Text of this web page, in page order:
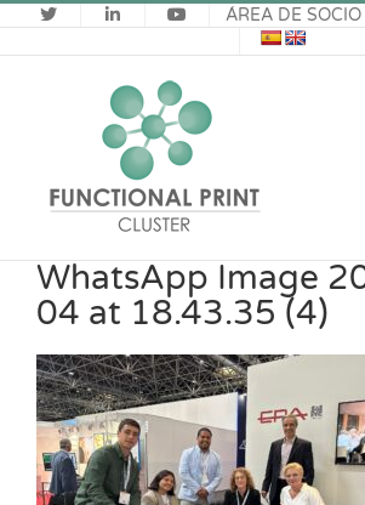
Saltar
al
contenido
ÁREA DE SOCIO
WhatsApp Image
04 at 18.43.35 (4)